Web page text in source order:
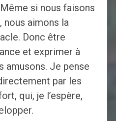
si nous faisons
nous aimons la
Donc être
et exprimer à
amusons. Je pense
par les
qui, je l’espère,